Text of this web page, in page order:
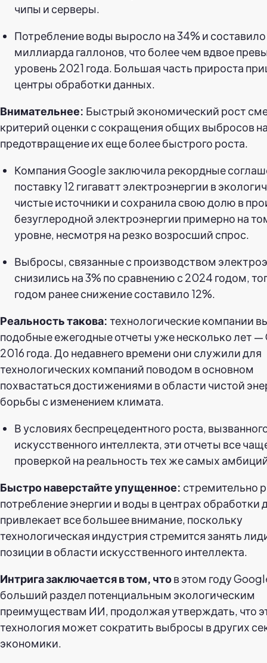
чипы и серверы.
Потребление воды выросло на 34% и составило
миллиарда галлонов, что более чем вдвое
уровень 2021 года. Большая часть прироста
центры обработки данных.
Внимательнее: Быстрый экономический рост
критерий оценки с сокращения общих выбросов
предотвращение их еще более быстрого роста.
Компания Google заключила рекордные
поставку 12 гигаватт электроэнергии в
чистые источники и сохранила свою долю в
безуглеродной электроэнергии примерно на
уровне, несмотря на резко возросший спрос.
Выбросы, связанные с производством
снизились на 3% по сравнению с 2024 годом,
годом ранее снижение составило 12%.
Реальность такова: технологические компании
подобные ежегодные отчеты уже несколько лет —
2016 года. До недавнего времени они служили для
технологических компаний поводом в основном
похвастаться достижениями в области чистой
борьбы с изменением климата.
В условиях беспрецедентного роста,
искусственного интеллекта, эти отчеты все
проверкой на реальность тех же самых
Быстро наверстайте упущенное: стремительно
потребление энергии и воды в центрах обработки
привлекает все большее внимание, поскольку
технологическая индустрия стремится занять
позиции в области искусственного интеллекта.
Интрига заключается в том, чтов этом году
больший раздел потенциальным экологическим
преимуществам ИИ, продолжая утверждать, что
технология может сократить выбросы в других
экономики.